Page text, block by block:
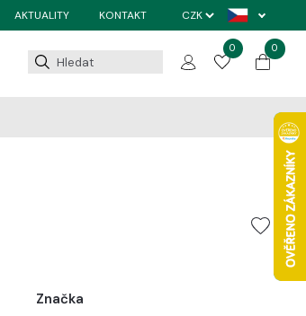
AKTUALITY KONTAKT
0 0
Značka